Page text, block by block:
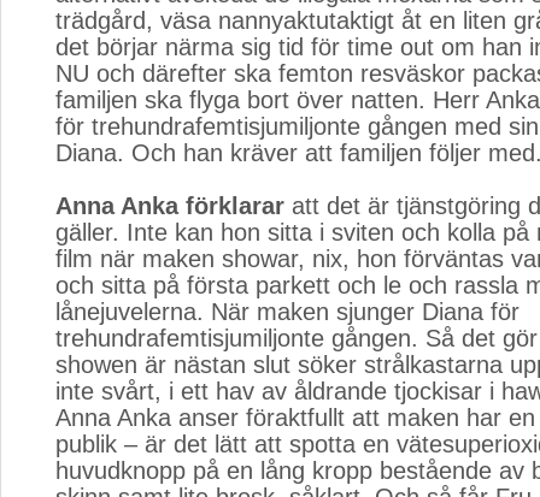
trädgård, väsa nannyaktutaktigt åt en liten
det börjar närma sig tid för time out om han
NU och därefter ska femton resväskor
familjen ska flyga bort över natten. Herr
för trehundrafemtisjumiljonte gången med
Diana. Och han kräver att familjen följer
Anna Anka förklarar att det är tjänstgöring
gäller. Inte kan hon sitta i sviten och kolla på
film när maken showar, nix, hon förväntas
och sitta på första parkett och le och rassla
lånejuvelerna. När maken sjunger Diana för
trehundrafemtisjumiljonte gången. Så det
showen är nästan slut söker strålkastarna
inte svårt, i ett hav av åldrande tjockisar i
Anna Anka anser föraktfullt att maken har
publik – är det lätt att spotta en
huvudknopp på en lång kropp bestående av